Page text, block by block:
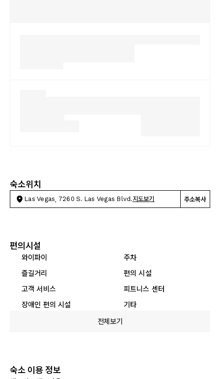
숙소위치
Las Vegas, 7260 S. Las Vegas Blvd.지도보기 주소복사
편의시설
와이파이
주차
즐길거리
편의 시설
고객 서비스
피트니스 센터
장애인 편의 시설
기타
전체보기
숙소 이용 정보